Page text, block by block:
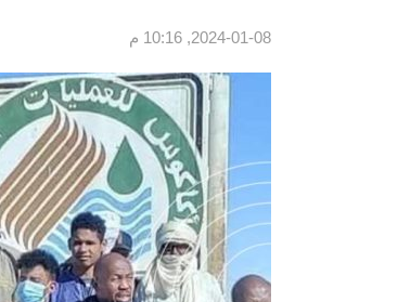
2024-01-08, 10:16 م